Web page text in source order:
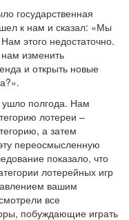
государственная
к нам и сказал: «Мы
этого недостаточно.
изменить
и открыть новые
ушло полгода. Нам
лотереи –
а затем
переосмысленную
показало, что
лотерейных игр
вашим
все
побуждающие играть